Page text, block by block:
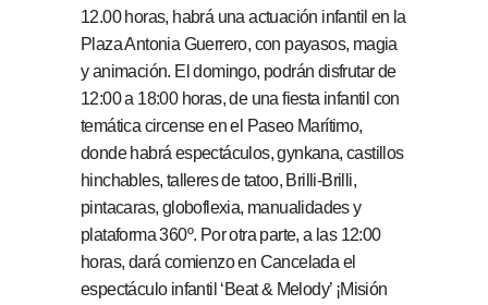
12.00 horas, habrá una actuación infantil en la
Plaza Antonia Guerrero, con payasos, magia
y animación. El domingo, podrán disfrutar de
12:00 a 18:00 horas, de una fiesta infantil con
temática circense en el Paseo Marítimo,
donde habrá espectáculos, gynkana, castillos
hinchables, talleres de tatoo, Brilli-Brilli,
pintacaras, globoflexia, manualidades y
plataforma 360º. Por otra parte, a las 12:00
horas, dará comienzo en Cancelada el
espectáculo infantil ‘Beat & Melody’ ¡Misión